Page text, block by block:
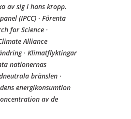
av sig i hans kropp.
(IPCC) · Förenta
for Science ·
Alliance
· Klimatflyktingar
nationernas
bränslen ·
energikonsumtion
av de